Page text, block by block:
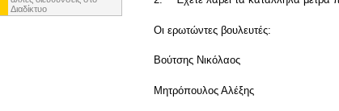
Διαδίκτυο
Οι ερωτώντες βουλευτές:
Βούτσης Νικόλαος
Μητρόπουλος Αλέξης